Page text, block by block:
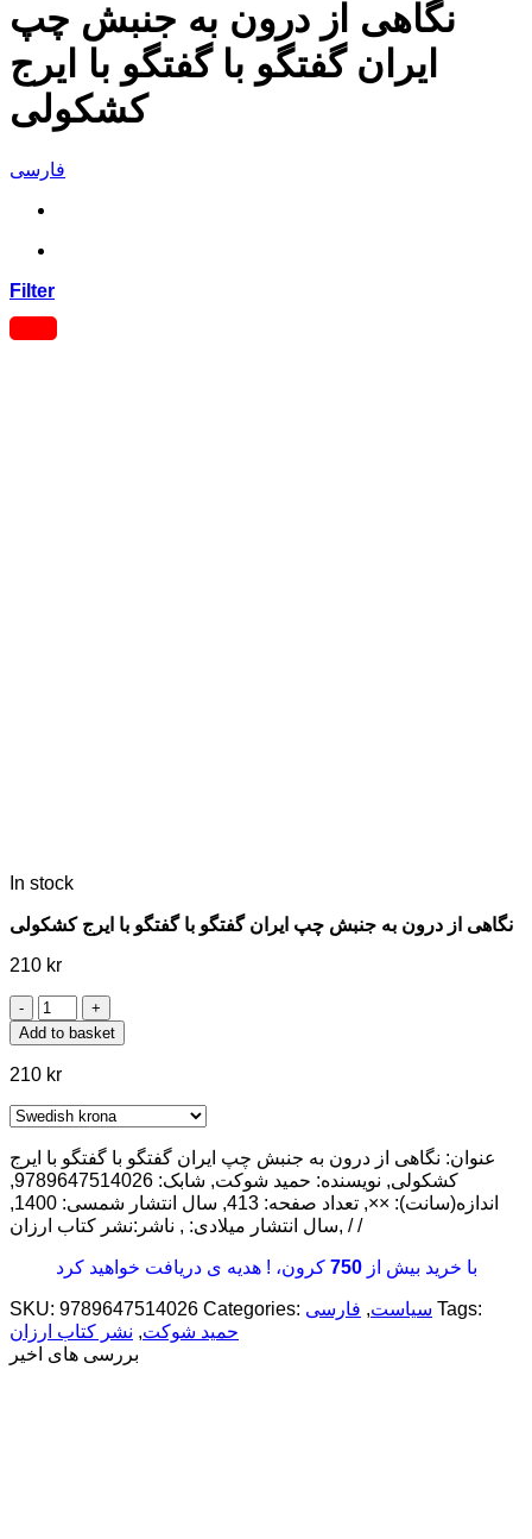
نگاهی از درون به جنبش چپ
ایران گفتگو با گفتگو با ایرج
کشکولی
فارسی
Filter
In stock
نگاهی از درون به جنبش چپ ایران گفتگو با گفتگو با ایرج کشکولی
210 kr
نگاهی
از
درون
به
چپ
گفتگو
با
گفتگو
با
کشکولی
quantity
Add to basket
210 kr
عنوان: نگاهی از درون به جنبش چپ ایران گفتگو با گفتگو با ایرج
کشکولی, نویسنده: حمید شوکت, شابک: 9789647514026,
اندازه(سانت): ××, تعداد صفحه: 413, سال انتشار شمسی: 1400,
سال انتشار میلادی: , ناشر:نشر کتاب ارزان, / /
با خرید بیش از750 کرون، ! هدیه ی دریافت خواهید کرد
SKU: 9789647514026 Categories: سیاست, فارسی
Tags:
حمید شوکت, نشر کتاب ارزان
بررسی های اخیر